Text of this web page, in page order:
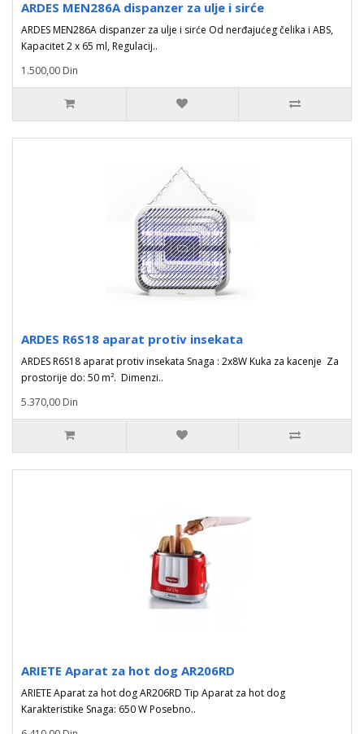
ARDES MEN286A dispanzer za ulje i sirće
ARDES MEN286A dispanzer za ulje i sirće Od nerđajućeg čelika i ABS,
Kapacitet 2 x 65 ml, Regulacij..
1.500,00 Din
ARDES R6S18 aparat protiv insekata
ARDES R6S18 aparat protiv insekata Snaga : 2x8W Kuka za kacenje Za
prostorije do: 50 m². Dimenzi..
5.370,00 Din
ARIETE Aparat za hot dog AR206RD
ARIETE Aparat za hot dog AR206RD Tip Aparat za hot dog
Karakteristike Snaga: 650 W Posebno..